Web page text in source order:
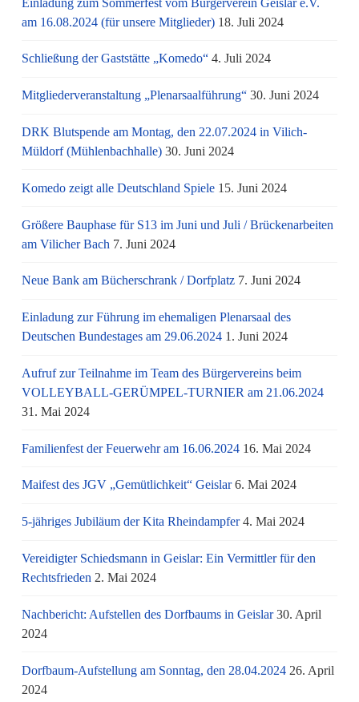
am 16.08.2024 (für unsere Mitglieder) 18. Juli 2024
Schließung der Gaststätte „Komedo“ 4. Juli 2024
Mitgliederveranstaltung „Plenarsaalführung“ 30. Juni 2024
DRK Blutspende am Montag, den 22.07.2024 in Vilich-
Müldorf (Mühlenbachhalle) 30. Juni 2024
Komedo zeigt alle Deutschland Spiele 15. Juni 2024
Größere Bauphase für S13 im Juni und Juli / Brü­cken­ar­bei­ten
am Vi­li­cher Bach 7. Juni 2024
Neue Bank am Bücherschrank / Dorfplatz 7. Juni 2024
Einladung zur Führung im ehemaligen Plenarsaal des
Deutschen Bundestages am 29.06.2024 1. Juni 2024
Aufruf zur Teilnahme im Team des Bürgervereins beim
VOLLEYBALL-GERÜMPEL-TURNIER am 21.06.2024
31. Mai 2024
Familienfest der Feuerwehr am 16.06.2024 16. Mai 2024
Maifest des JGV „Gemütlichkeit“ Geislar 6. Mai 2024
5-jähriges Jubiläum der Kita Rheindampfer 4. Mai 2024
Vereidigter Schiedsmann in Geislar: Ein Vermittler für den
Rechtsfrieden 2. Mai 2024
Nachbericht: Aufstellen des Dorfbaums in Geislar 30. April
2024
Dorfbaum-Aufstellung am Sonntag, den 28.04.2024 26. April
2024